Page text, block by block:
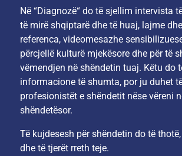
Në “Diagnozë“ do të sjellim intervista
të mirë shqiptarë dhe të huaj, lajme
referenca, videomesazhe
përcjellë kulturë mjekësore dhe për të
vëmendjen në shëndetin tuaj. Këtu do
informacione të shumta, por ju duhet
profesionistët e shëndetit nëse vëreni
shëndetësor.
Të kujdesesh për shëndetin do të
dhe të tjerët rreth teje.